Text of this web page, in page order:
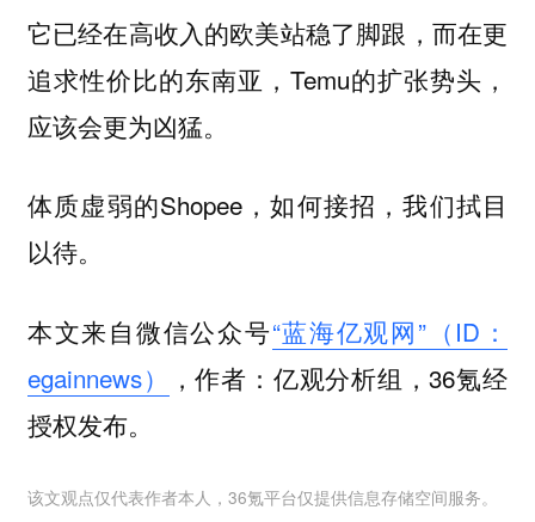
它已经在高收入的欧美站稳了脚跟，而在更
追求性价比的东南亚，Temu的扩张势头，
应该会更为凶猛。
体质虚弱的Shopee，如何接招，我们拭目
以待。
本文来自微信公众号“蓝海亿观网”（ID：
egainnews）
，作者：亿观分析组，36氪经
授权发布。
该文观点仅代表作者本人，36氪平台仅提供信息存储空间服务。